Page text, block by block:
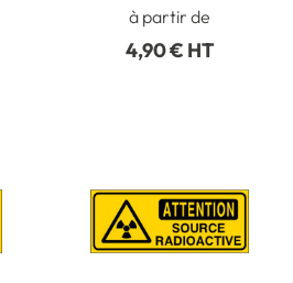
à partir de
4,90 € HT